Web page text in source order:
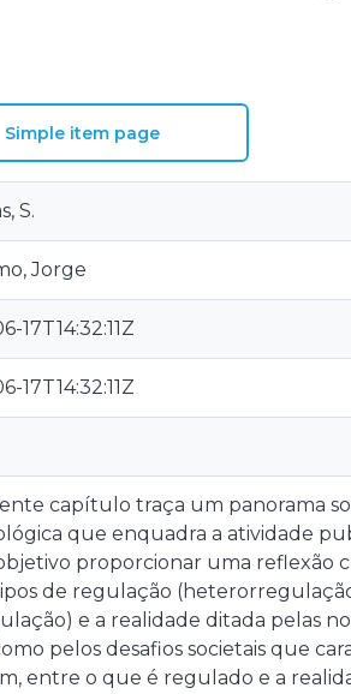
Simple item page
S.
Jorge
17T14:32:11Z
17T14:32:11Z
capítulo traça um panorama
que enquadra a atividade
proporcionar uma reflexão
de regulação
e a realidade ditada pelas
pelos desafios societais que
entre o que é regulado e a